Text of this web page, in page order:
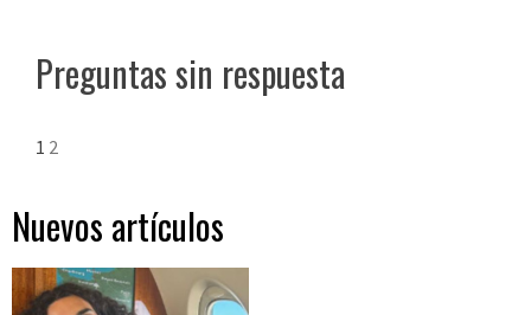
Preguntas sin respuesta
1 2
Nuevos artículos